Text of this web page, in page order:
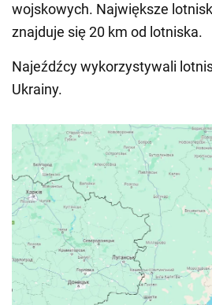
wojskowych. Największe
znajduje się 20 km od lotniska.
Najeźdźcy wykorzystywali
Ukrainy.